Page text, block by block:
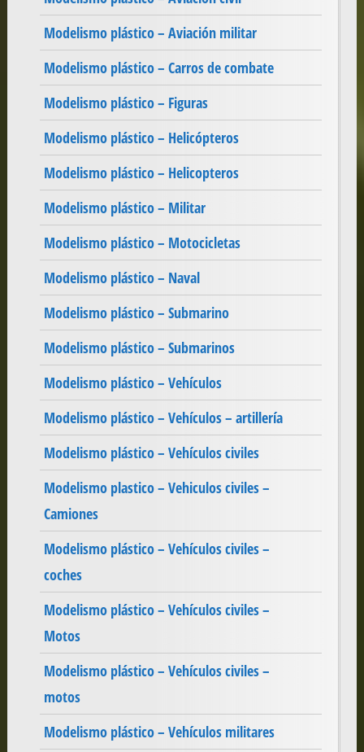
Modelismo plástico – Aviación militar
Modelismo plástico – Carros de combate
Modelismo plástico – Figuras
Modelismo plástico – Helicópteros
Modelismo plástico – Helicopteros
Modelismo plástico – Militar
Modelismo plástico – Motocicletas
Modelismo plástico – Naval
Modelismo plástico – Submarino
Modelismo plástico – Submarinos
Modelismo plástico – Vehículos
Modelismo plástico – Vehículos – artillería
Modelismo plástico – Vehículos civiles
Modelismo plastico – Vehiculos civiles –
Camiones
Modelismo plástico – Vehículos civiles –
coches
Modelismo plástico – Vehículos civiles –
Motos
Modelismo plástico – Vehículos civiles –
motos
Modelismo plástico – Vehículos militares